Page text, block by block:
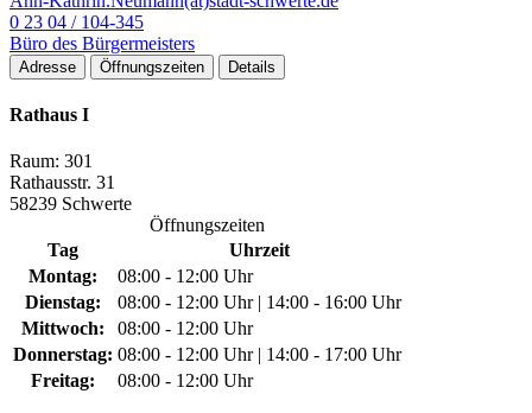
0 23 04 / 104-345
Büro des Bürgermeisters
Adresse Öffnungszeiten Details
Rathaus I
Raum: 301
Rathausstr. 31
58239 Schwerte
Öffnungszeiten
Tag
Uhrzeit
Montag:
08:00 - 12:00 Uhr
Dienstag:
08:00 - 12:00 Uhr | 14:00 - 16:00 Uhr
Mittwoch:
08:00 - 12:00 Uhr
Donnerstag: 08:00 - 12:00 Uhr | 14:00 - 17:00 Uhr
Freitag:
08:00 - 12:00 Uhr